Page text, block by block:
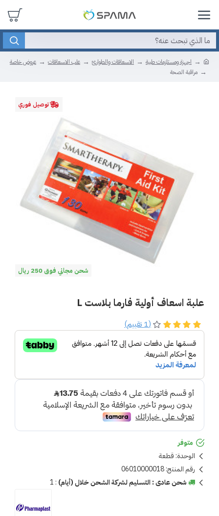
اجهزة ومستلزمات طبية الاسعافات والطوارئ علب الاسعافات
عروض خاصة
مراقبة الصحة
توصيل فوري
شحن مجاني فوق 250 ريال
علبة اسعاف أولية فارما بلاست L
متوفر
الوحدة: قطعة
رقم المنتج:06010000018
شحن عادى : التسليم لشركة الشحن خلال (أيام) :
1
(1 تقييم)